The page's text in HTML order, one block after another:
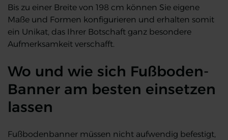
Bis zu einer Breite von 198 cm können Sie eigene
Maße und Formen konfigurieren und erhalten somit
ein Unikat, das Ihrer Botschaft ganz besondere
Aufmerksamkeit verschafft.
Wo und wie sich Fußboden-
Banner am besten einsetzen
lassen
Fußbodenbanner müssen nicht aufwendig befestigt,